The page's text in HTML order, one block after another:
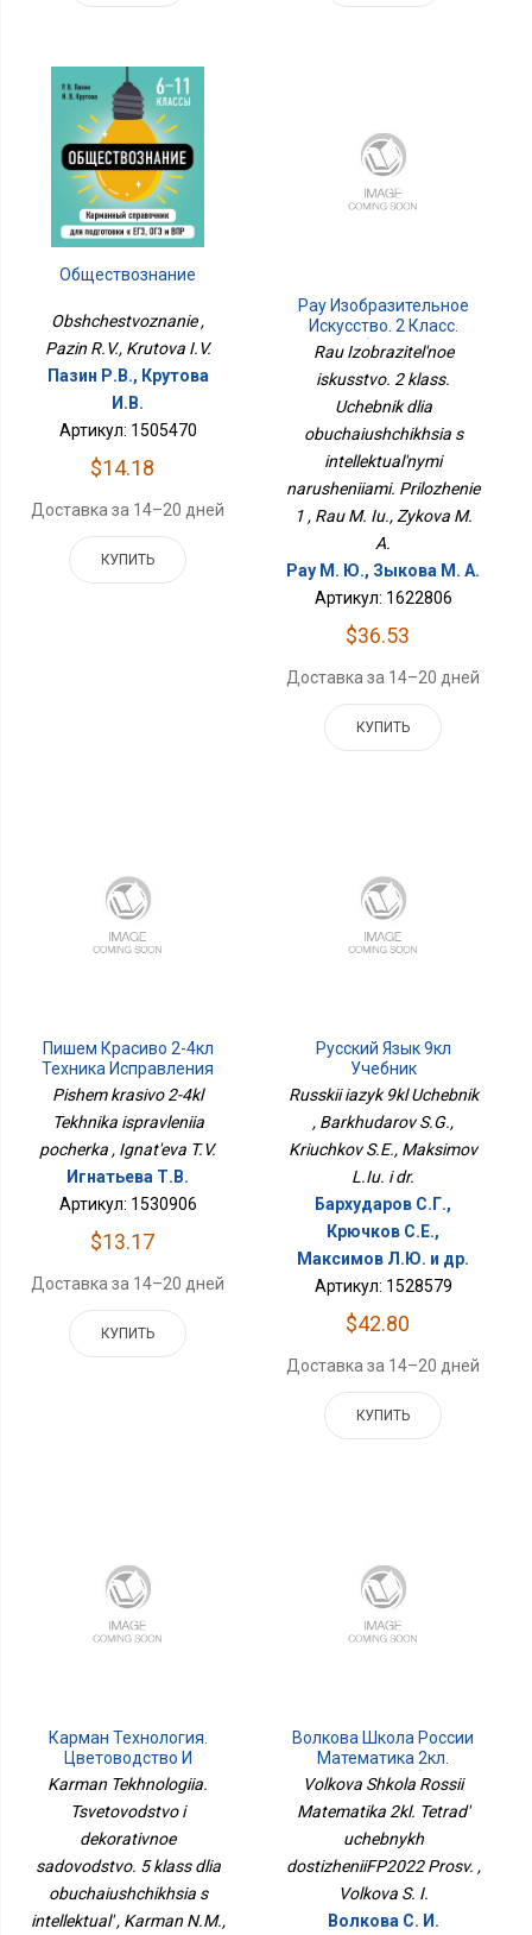
Обществознание
Obshchestvoznanie ,
Pazin R.V., Krutova I.V.
Пазин Р.В., Крутова
И.В.
Артикул: 1505470
$14.18
Доставка за 14–20 дней
КУПИТЬ
Рау Изобразительное
Искусство. 2 Класс.
Учебник Для
Интеллектуальными
Нарушениями.
Приложение 1
Rau Izobrazitel'noe
iskusstvo. 2 klass.
Uchebnik dlia
obuchaiushchikhsia s
intellektual'nymi
narusheniiami. Prilozhenie
1 , Rau M. Iu., Zykova M.
A.
Рау М. Ю., Зыкова М. А.
Артикул: 1622806
$36.53
Доставка за 14–20 дней
КУПИТЬ
Пишем Красиво 2-4кл
Техника Исправления
Почерка
Pishem krasivo 2-4kl
Tekhnika ispravleniia
pocherka , Ignat'eva T.V.
Игнатьева Т.В.
Артикул: 1530906
$13.17
Доставка за 14–20 дней
КУПИТЬ
Русский Язык 9кл
Учебник
Russkii iazyk 9kl Uchebnik
, Barkhudarov S.G.,
Kriuchkov S.E., Maksimov
L.Iu. i dr.
Бархударов С.Г.,
Крючков С.Е.,
Максимов Л.Ю. и др.
Артикул: 1528579
$42.80
Доставка за 14–20 дней
КУПИТЬ
Карман Технология.
Цветоводство И
Декоративное
Садоводство. 5 Класс
Для Обучающихся С
Интеллектуаль
Karman Tekhnologiia.
Tsvetovodstvo i
dekorativnoe
sadovodstvo. 5 klass dlia
obuchaiushchikhsia s
intellektual' , Karman N.M.,
Волкова Школа России
Математика 2кл.
Тетрадь Учебных
Просв.
Volkova Shkola Rossii
Matematika 2kl. Tetrad'
uchebnykh
dostizheniiFP2022 Prosv. ,
Volkova S. I.
Волкова С. И.